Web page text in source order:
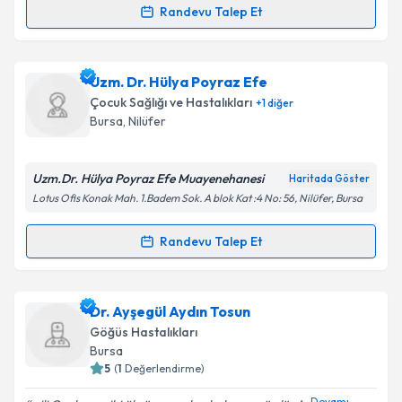
Takvim Talebini Gönder
Randevu Talep Et
Randevu Takvimi Talebi
Uzm. Dr. Melike Beyeçiçin randevu takvimi talebi
oluşturun. Size bu uzmandan randevu almanız için bir
takvim hazırlandığında e-posta ile bilgilendireceğiz.
Kişisel verilerimin işlenmesine ilişkin
Metni'ni okudum ve kişisel verilerimin belirtilen
Takvim Talebini Gönder
Uzm. Dr. Hülya Poyraz Efe
Çocuk Sağlığı ve Hastalıkları +1diğer
Bursa, Nilüfer
Uzm.Dr. Hülya Poyraz Efe Muayenehanesi Haritada Göster
Lotus Ofis Konak Mah. 1.Badem Sok. A blok Kat :4 No: 56, Nilüfer, Bursa
Randevu Talep Et
Randevu Takvimi Talebi
Uzm. Dr. Hülya Poyraz Efeiçin randevu takvimi
talebi oluşturun. Size bu uzmandan randevu almanız
için bir takvim hazırlandığında e-posta ile
bilgilendireceğiz.
Dr. Ayşegül Aydın Tosun
Göğüs Hastalıkları
Bursa
5 (1 Değerlendirme)